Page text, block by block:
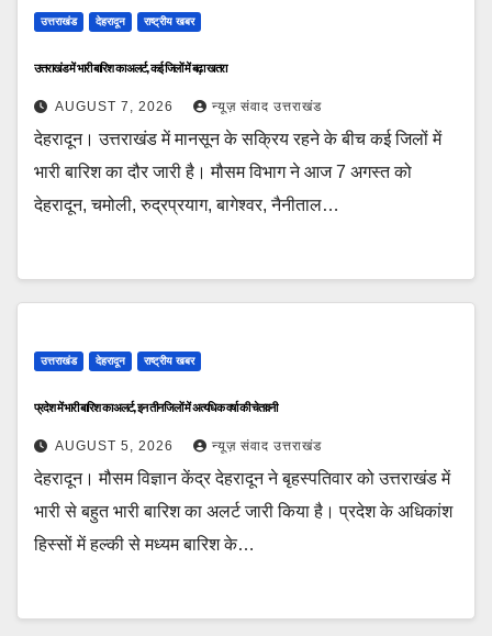
उत्तराखंड देहरादून राष्ट्रीय खबर
उत्तराखंड में भारी बारिश का अलर्ट, कई जिलों में बढ़ा खतरा
AUGUST 7, 2026 न्यूज़ संवाद उत्तराखंड
देहरादून। उत्तराखंड में मानसून के सक्रिय रहने के बीच कई जिलों में
भारी बारिश का दौर जारी है। मौसम विभाग ने आज 7 अगस्त को
देहरादून, चमोली, रुद्रप्रयाग, बागेश्वर, नैनीताल…
उत्तराखंड देहरादून राष्ट्रीय खबर
प्रदेश में भारी बारिश का अलर्ट, इन तीन जिलों में अत्यधिक वर्षा की चेतावनी
AUGUST 5, 2026 न्यूज़ संवाद उत्तराखंड
देहरादून। मौसम विज्ञान केंद्र देहरादून ने बृहस्पतिवार को उत्तराखंड में
भारी से बहुत भारी बारिश का अलर्ट जारी किया है। प्रदेश के अधिकांश
हिस्सों में हल्की से मध्यम बारिश के…